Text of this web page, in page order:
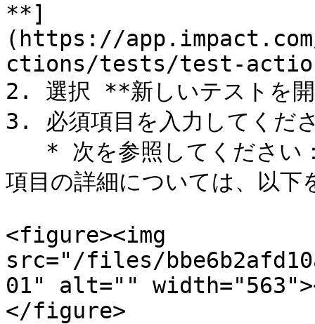
**]
(https://
ctions/tests/test-
2. 選択 **新しいテストを
3. 必須項目を入力してくだ
項目の詳細については、以下
<figure><img
src="/files/
01" alt=""
</figure>